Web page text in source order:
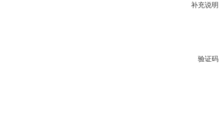
补充说明
验证码